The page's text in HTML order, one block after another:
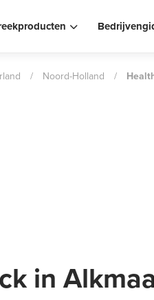
/ Noord-Holland /
in